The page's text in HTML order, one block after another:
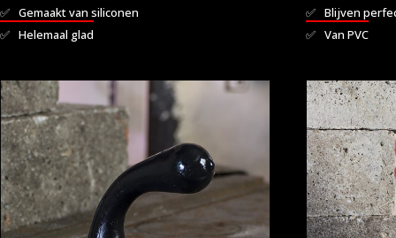
Gemaakt van siliconen
Helemaal glad
Blijven
Van PVC
Dit
product
heeft
meerdere
variaties.
Deze
optie